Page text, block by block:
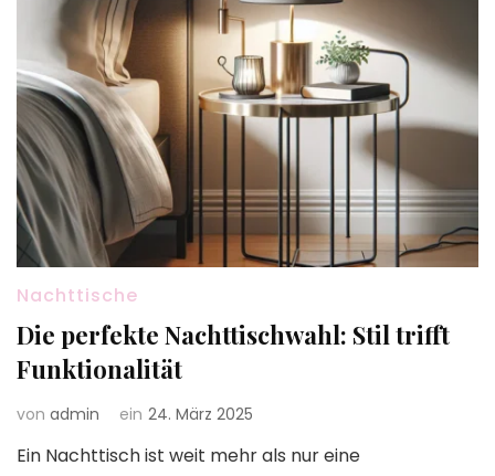
Nachttische
Die perfekte Nachttischwahl: Stil trifft
Funktionalität
von admin ein 24. März 2025
Ein Nachttisch ist weit mehr als nur eine